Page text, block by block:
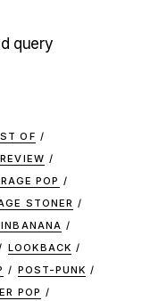
query
OF
POP
STONER
LOOKBACK
POST-PUNK
POP